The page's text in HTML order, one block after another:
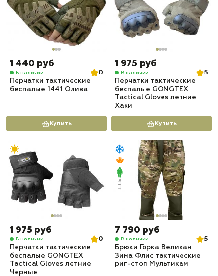
1 440 руб
В наличии
0
Перчатки тактические
беспалые 1441 Олива
Купить
1 975 руб
В наличии
5
Перчатки тактические
беспалые GONGTEX
Tactical Gloves летние
Хаки
Купить
1 975 руб
В наличии
0
Перчатки тактические
беспалые GONGTEX
Tactical Gloves летние
Черные
7 790 руб
В наличии
5
Брюки Горка Великан
Зима Флис тактические
рип-стоп Мультикам